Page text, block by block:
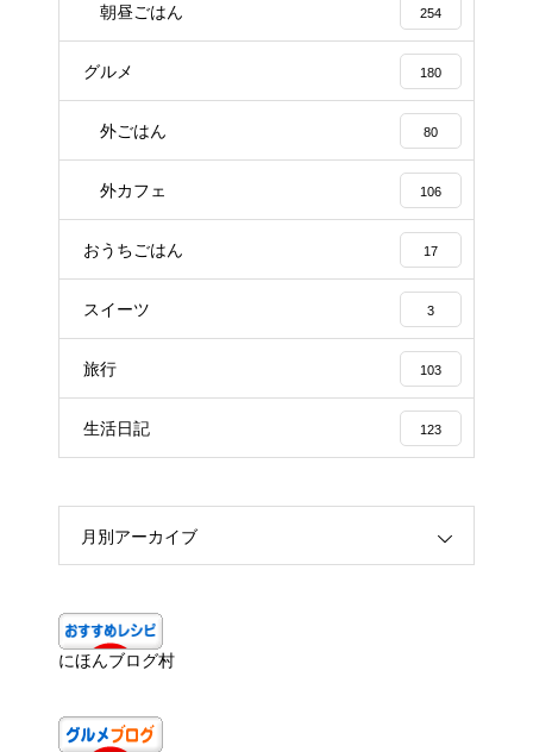
朝昼ごはん 254
グルメ 180
外ごはん 80
外カフェ 106
おうちごはん 17
スイーツ 3
旅行 103
生活日記 123
月別アーカイブ
にほんブログ村